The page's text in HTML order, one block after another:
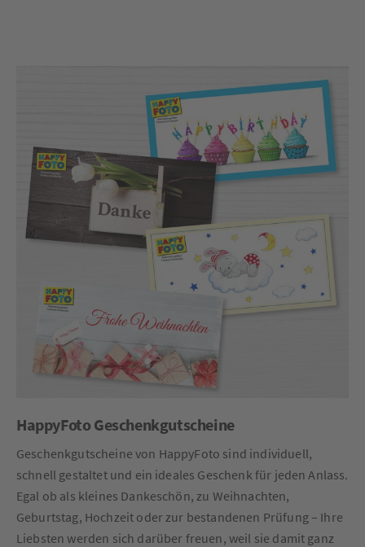
HappyFoto Geschenkgutscheine
Geschenkgutscheine von HappyFoto sind individuell,
schnell gestaltet und ein ideales Geschenk für jeden Anlass.
Egal ob als kleines Dankeschön, zu Weihnachten,
Geburtstag, Hochzeit oder zur bestandenen Prüfung – Ihre
Liebsten werden sich darüber freuen, weil sie damit ganz